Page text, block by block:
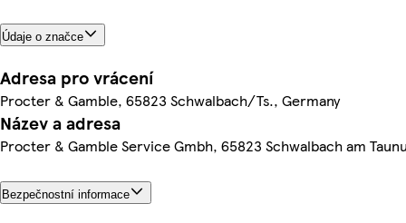
Údaje o značce
Adresa pro vrácení
Procter & Gamble, 65823 Schwalbach/Ts., Germany
Název a adresa
Procter & Gamble Service Gmbh, 65823 Schwalbach am
Bezpečnostní informace